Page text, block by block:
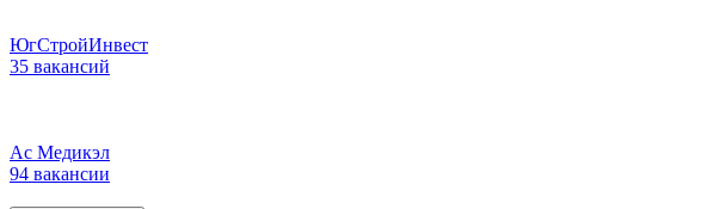
ЮгСтройИнвест
35 вакансий
Ас Медикэл
94 вакансии